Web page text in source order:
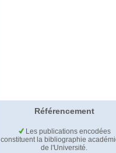
Référencement
Les publications encodées
constituent la bibliographie
de l'Université.